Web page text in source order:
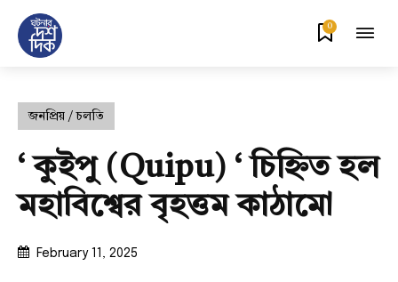
0
জনপ্রিয় / চলতি
‘ কুইপু (Quipu) ‘ চিহ্নিত হল
মহাবিশ্বের বৃহত্তম কাঠামো
February 11, 2025